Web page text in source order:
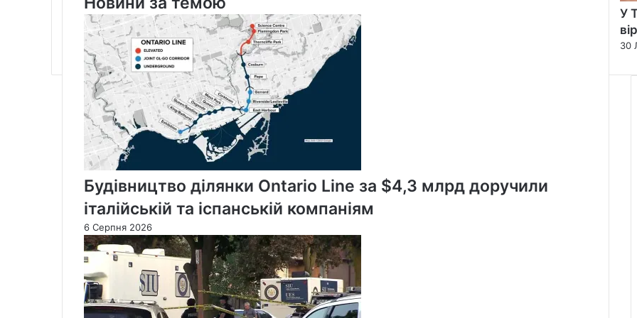
9-
річної
Крістіни
Джессоп
у
1984
році
поблизу
Драмгеллера
в
Будівництво ділянки Ontario Line за $4,3 млрд доручили
італійській та іспанській компаніям
6 Серпня 2026
У
30